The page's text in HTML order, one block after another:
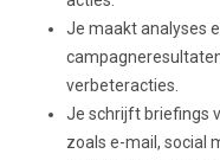
Je maakt analyses
verbeteracties.
Je schrijft briefings
zoals e-mail, social